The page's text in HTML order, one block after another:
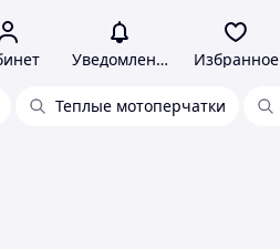
Уведомления Избранное
Теплые мотоперчатки